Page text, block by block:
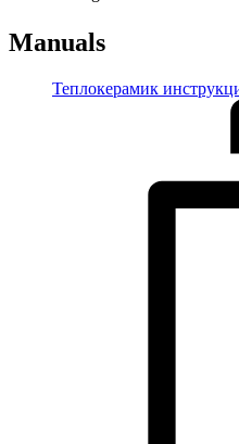
Manuals
Теплокерамик